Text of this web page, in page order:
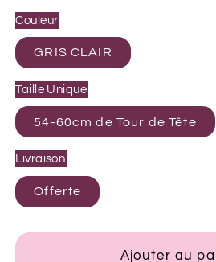
Couleur
GRIS CLAIR
Taille Unique
54-60cm de Tour de Tête
Livraison
Offerte
Ajouter au